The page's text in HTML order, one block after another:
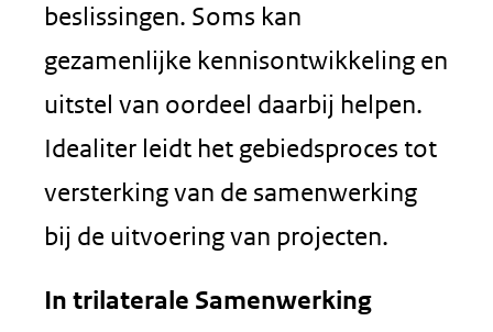
beslissingen. Soms kan
gezamenlijke kennisontwikkeling en
uitstel van oordeel daarbij helpen.
Idealiter leidt het gebiedsproces tot
versterking van de samenwerking
bij de uitvoering van projecten.
In trilaterale Samenwerking